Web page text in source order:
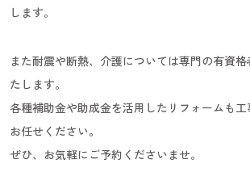
します。
また耐震や断熱、介護については専門の有資
たします。
各種補助金や助成金を活用したリフォームも
お任せください。
ぜひ、お気軽にご予約くださいませ。